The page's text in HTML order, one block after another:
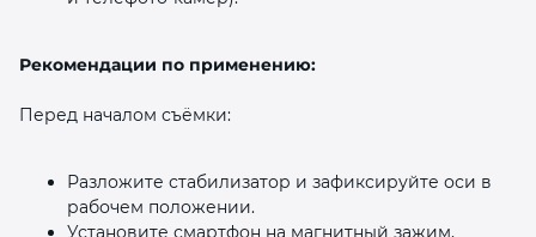
Рекомендации по применению:
Перед началом съёмки:
Разложите стабилизатор и зафиксируйте оси в
рабочем положении.
Установите смартфон на магнитный зажим,